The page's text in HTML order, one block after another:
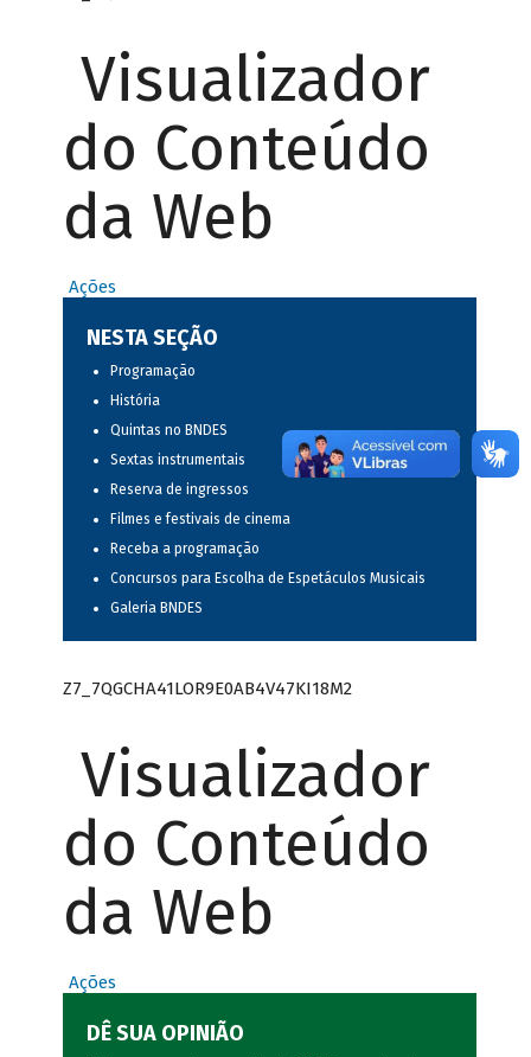
Visualizador
do Conteúdo
da Web
Ações
NESTA SEÇÃO
Programação
História
Quintas no BNDES
Sextas instrumentais
Reserva de ingressos
Filmes e festivais de cinema
Receba a programação
Concursos para Escolha de Espetáculos Musicais
Galeria BNDES
Z7_7QGCHA41LOR9E0AB4V47KI18M2
Visualizador
do Conteúdo
da Web
Ações
DÊ SUA OPINIÃO